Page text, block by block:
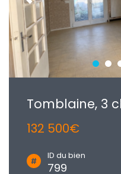
Tomblaine, 3
132 500€
ID du bien
799